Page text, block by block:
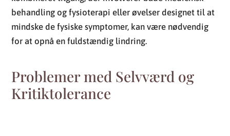
Problemer med Selvværd og
Kritiktolerance